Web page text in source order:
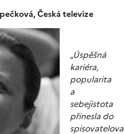
Česká televize
„Úspěšná
kariéra,
popularita
a
sebejistota
přinesla do
spisovatelova